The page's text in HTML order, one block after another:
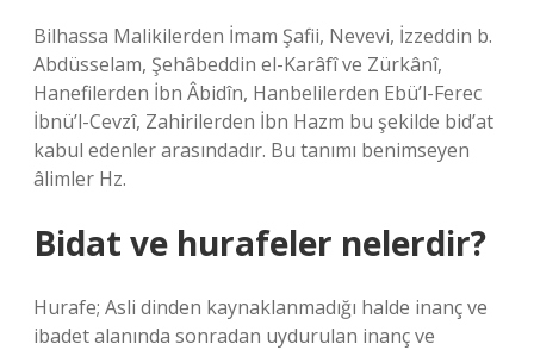
Bilhassa Malikilerden İmam Şafii, Nevevi, İzzeddin b.
Abdüsselam, Şehâbeddin el-Karâfî ve Zürkânî,
Hanefilerden İbn Âbidîn, Hanbelilerden Ebü’l-Ferec
İbnü’l-Cevzî, Zahirilerden İbn Hazm bu şekilde bid’at
kabul edenler arasındadır. Bu tanımı benimseyen
âlimler Hz.
Bidat ve hurafeler nelerdir?
Hurafe; Asli dinden kaynaklanmadığı halde inanç ve
ibadet alanında sonradan uydurulan inanç ve